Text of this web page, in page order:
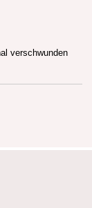
verschwunden